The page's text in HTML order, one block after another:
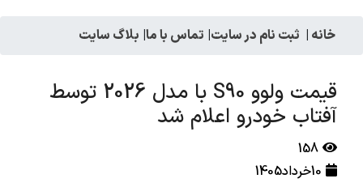
خانه | ثبت نام در سایت| تماس با ما| بلاگ سایت
قیمت ولوو S90 با مدل 2026 توسط
آفتاب خودرو اعلام شد
158
10خرداد1405